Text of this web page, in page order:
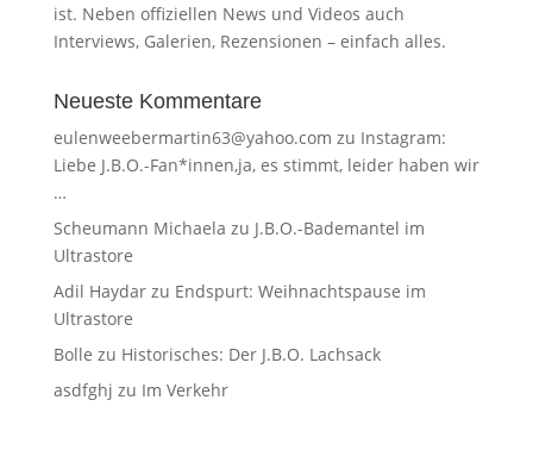
ist. Neben offiziellen News und Videos auch
Interviews, Galerien, Rezensionen – einfach alles.
Neueste Kommentare
eulenweebermartin63@yahoo.com zu Instagram:
Liebe J.B.O.-Fan*innen,ja, es stimmt, leider haben wir
…
Scheumann Michaela zu J.B.O.-Bademantel im
Ultrastore
Adil Haydarzu Endspurt: Weihnachtspause im
Ultrastore
Bolle zu Historisches: Der J.B.O. Lachsack
asdfghj zu Im Verkehr